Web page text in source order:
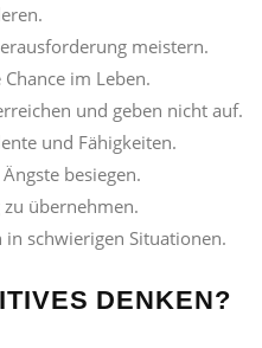
meistern.
im Leben.
und geben nicht auf.
und Fähigkeiten.
besiegen.
übernehmen.
schwierigen Situationen.
DENKEN?